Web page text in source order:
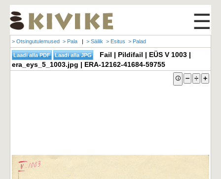
☰
> Otsingutulemused > Pala | > Säilik > Esitus > Palad
Fail | Pildifail | EÜS V 1003 |
era_eys_5_1003.jpg | ERA-12162-41684-59755